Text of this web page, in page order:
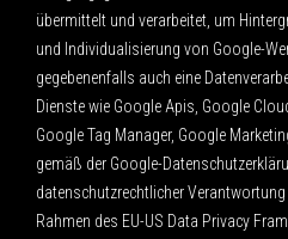
übermittelt und verarbeitet, um
und Individualisierung von Google-
gegebenenfalls auch eine
Dienste wie Google Apis, Google
Google Tag Manager, Google
gemäß der Google-
datenschutzrechtlicher
Rahmen des EU-US Data Privacy